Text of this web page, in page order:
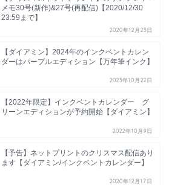
メモ30号(新作)&27号(再配信)【2020/12/30
23:59まで】
2020年12月23日
【ダイアミン】2024年のインクベントカレン
ダーはパープルエディション【万年筆インク】
2023年10月22日
【2022年限定】インクベントカレンダー グ
リーンエディションが予約開始【ダイアミン】
2022年10月9日
【予告】ネットプリントのクリスマス配信あり
ます【ダイアミン/インクベントカレンダー】
2020年12月17日